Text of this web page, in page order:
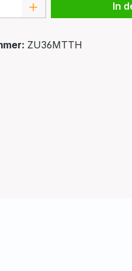
Anzahl: Gib den
In
ZU36MTTH